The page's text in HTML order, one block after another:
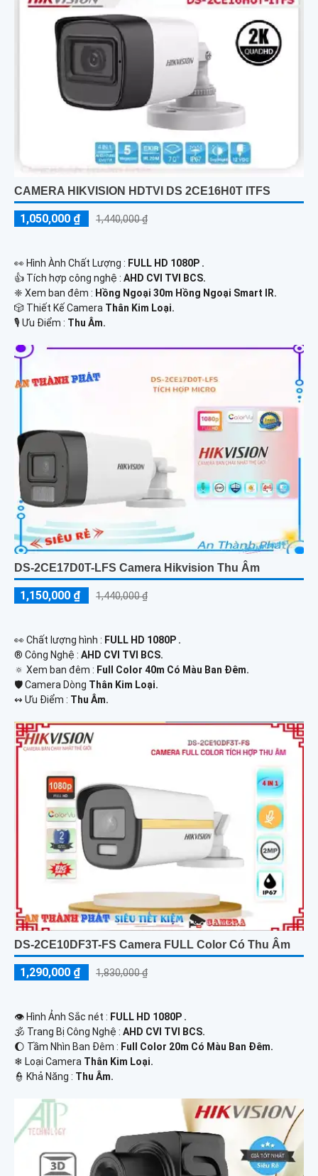
CAMERA HIKVISION HDTVI DS 2CE16H0T ITFS
1,050,000 ₫ 1,440,000 ₫
️👀 Hình Ành Chất Lượng : FULL HD 1080P .
👍 Tích hợp công nghệ : AHD CVI TVI BCS.
❈ Xem ban đêm : Hồng Ngoại 30m Hồng Ngoại Smart IR.
🎲 Thiết Kế Camera Thân Kim Loại.
️🎙 Ưu Điểm : Thu Âm.
DS-2CE17D0T-LFS Camera Hikvision Thu Âm
1,150,000 ₫ 1,440,000 ₫
️👀 Chất lượng hình : FULL HD 1080P .
®️ Công Nghệ : AHD CVI TVI BCS.
🔅 Xem ban đêm : Full Color 40m Có Màu Ban Đêm.
🛡 Camera Dòng Thân Kim Loại.
️↭ Ưu Điểm : Thu Âm.
DS-2CE10DF3T-FS Camera FULL Color Có Thu Âm
1,290,000 ₫ 1,830,000 ₫
👁 Hình Ảnh Sắc nét : FULL HD 1080P .
🕉️ Trang Bị Công Nghệ : AHD CVI TVI BCS.
🌔 Tầm Nhìn Ban Đêm : Full Color 20m Có Màu Ban Đêm.
❄ Loại Camera Thân Kim Loại.
️👮 Khả Năng : Thu Âm.